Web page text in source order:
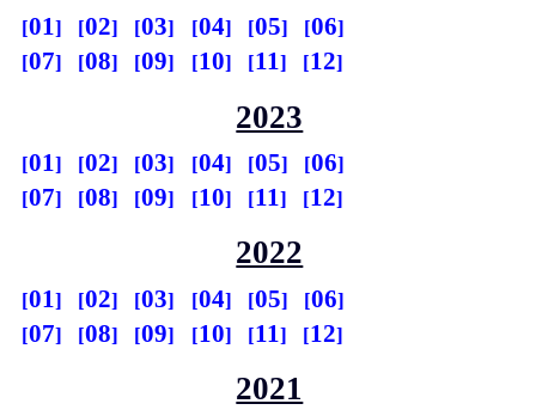
01 02 03 04 05
06
07
08 09 10 11 12
2023
01 02 03 04 05
06
07
08 09 10 11 12
2022
01 02 03 04 05
06
07
08 09 10 11 12
2021